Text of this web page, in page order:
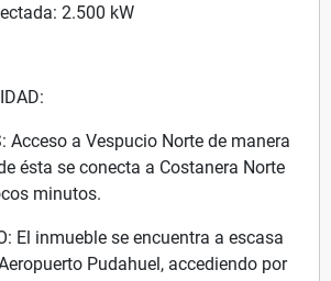
2.500 kW
Acceso a Vespucio Norte de manera
ésta se conecta a Costanera Norte
minutos.
El inmueble se encuentra a escasa
Pudahuel, accediendo por